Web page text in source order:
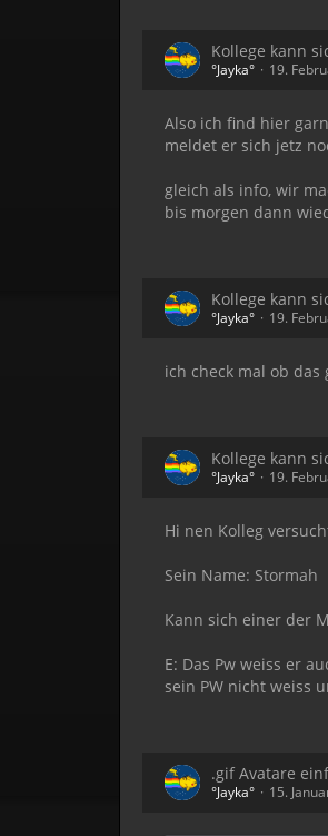
Kollege kann
°Jayka° 19.
Also ich find hier
meldet er sich jetz
gleich als info, wir
bis morgen dann
Kollege kann
°Jayka° 19.
ich check mal ob das
Kollege kann
°Jayka° 19.
Hi nen Kolleg
Sein Name: Stormah
Kann sich einer der
E: Das Pw weiss er
sein PW nicht weiss
.gif Avatare
°Jayka° 15.